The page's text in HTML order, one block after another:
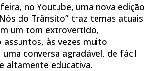
no Youtube, uma nova edição
do Trânsito” traz temas atuais
um tom extrovertido,
às vezes muito
uma conversa agradável, de fácil
altamente educativa.